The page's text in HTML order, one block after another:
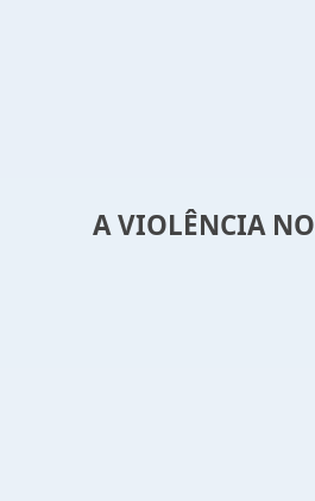
A VIOLÊNCIA